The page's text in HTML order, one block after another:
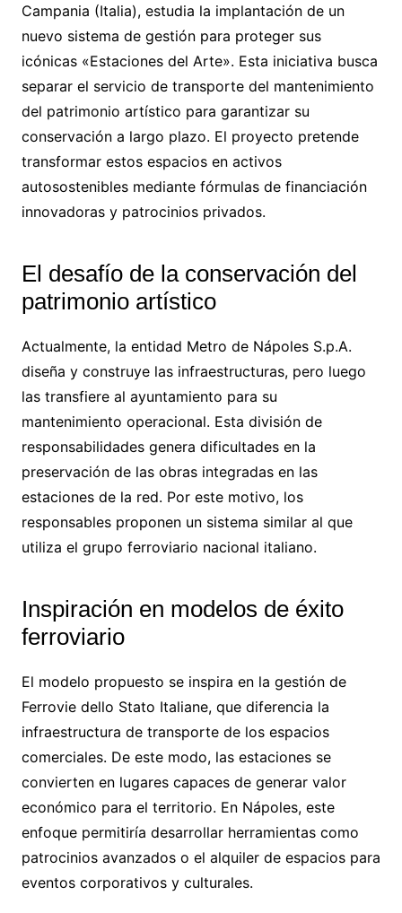
Campania (Italia), estudia la implantación de un
nuevo sistema de gestión para proteger sus
icónicas «Estaciones del Arte». Esta iniciativa busca
separar el servicio de transporte del mantenimiento
del patrimonio artístico para garantizar su
conservación a largo plazo. El proyecto pretende
transformar estos espacios en activos
autosostenibles mediante fórmulas de financiación
innovadoras y patrocinios privados.
El desafío de la conservación del
patrimonio artístico
Actualmente, la entidad Metro de Nápoles S.p.A.
diseña y construye las infraestructuras, pero luego
las transfiere al ayuntamiento para su
mantenimiento operacional. Esta división de
responsabilidades genera dificultades en la
preservación de las obras integradas en las
estaciones de la red. Por este motivo, los
responsables proponen un sistema similar al que
utiliza el grupo ferroviario nacional italiano.
Inspiración en modelos de éxito
ferroviario
El modelo propuesto se inspira en la gestión de
Ferrovie dello Stato Italiane, que diferencia la
infraestructura de transporte de los espacios
comerciales. De este modo, las estaciones se
convierten en lugares capaces de generar valor
económico para el territorio. En Nápoles, este
enfoque permitiría desarrollar herramientas como
patrocinios avanzados o el alquiler de espacios para
eventos corporativos y culturales.